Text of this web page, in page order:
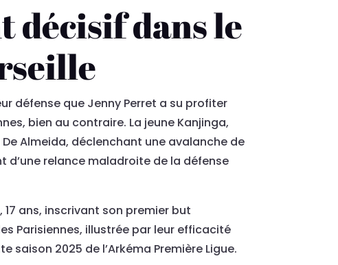
décisif dans le
défense que Jenny Perret a su profiter
bien au contraire. La jeune Kanjinga,
Almeida, déclenchant une avalanche de
d’une relance maladroite de la défense
ans, inscrivant son premier but
Parisiennes, illustrée par leur efficacité
2025 de l’Arkéma Première Ligue.